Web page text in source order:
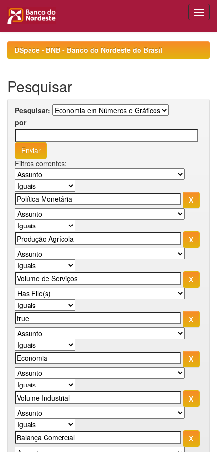
navigationDSpace - BNB - Banco do Nordeste do Brasil
Pesquisar
Pesquisar:
por
Filtros correntes: